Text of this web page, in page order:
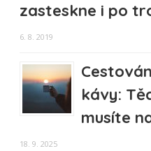
zasteskne i po
6. 8. 2019
kávy:
musíte
18. 9. 2025